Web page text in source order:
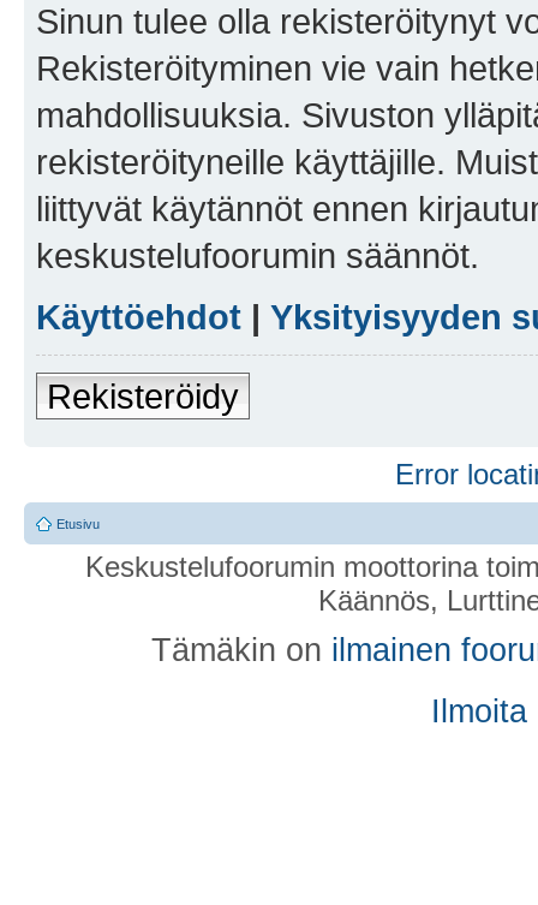
Sinun tulee olla rekisteröitynyt
Rekisteröityminen vie vain
mahdollisuuksia. Sivuston
rekisteröityneille käyttäjille.
liittyvät käytännöt ennen
keskustelufoorumin säännöt.
Käyttöehdot | Yksityisyyden
Rekisteröidy
Error
Etusivu
Keskustelufoorumin moottorina
Käännös,
Tämäkin on ilmainen